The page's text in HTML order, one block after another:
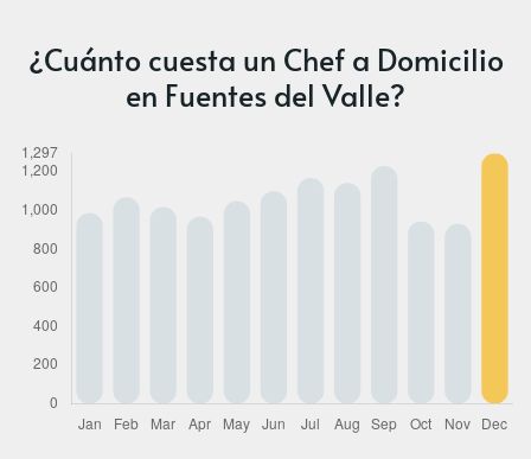
¿Cuánto cuesta un Chef a Domicilio
en Fuentes del Valle?